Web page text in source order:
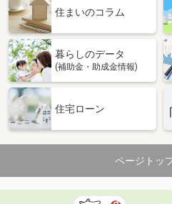
住まいのコラム
暮らしのデータ
(補助金・助成金情報)
住宅ローン
ページトッ